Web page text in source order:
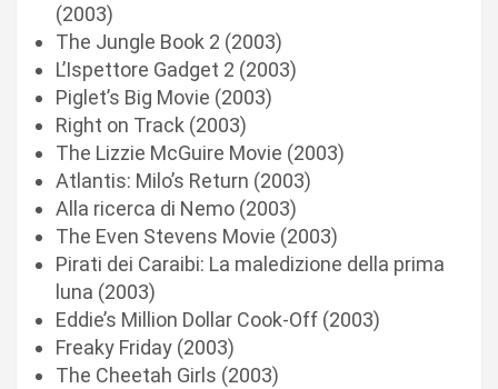
(2003)
The Jungle Book 2 (2003)
L’Ispettore Gadget 2 (2003)
Piglet’s Big Movie (2003)
Right on Track (2003)
The Lizzie McGuire Movie (2003)
Atlantis: Milo’s Return (2003)
Alla ricerca di Nemo (2003)
The Even Stevens Movie (2003)
Pirati dei Caraibi: La maledizione della prima
luna (2003)
Eddie’s Million Dollar Cook-Off (2003)
Freaky Friday (2003)
The Cheetah Girls (2003)